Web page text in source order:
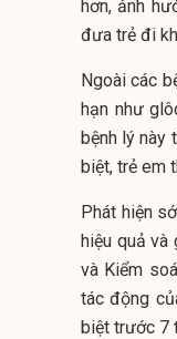
hơn, ảnh
đưa trẻ đi
Ngoài các
hạn như
bệnh lý này
biệt, trẻ em
Phát hiện
hiệu quả và
và Kiểm
tác động
biệt trước 7